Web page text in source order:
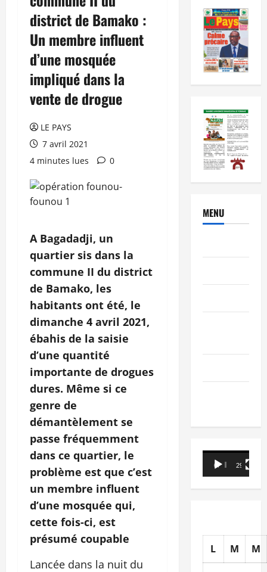
district de Bamako :
Un membre influent
d’une mosquée
impliqué dans la
vente de drogue
LE PAYS
7 avril 2021
4 minutes lues
0
A Bagadadji, un
quartier sis dans la
commune II du district
de Bamako, les
habitants ont été, le
dimanche 4 avril 2021,
ébahis de la saisie
d’une quantité
importante de drogues
dures. Même si ce
genre de
démantèlement se
passe fréquemment
dans ce quartier, le
problème est que c’est
un membre influent
d’une mosquée qui,
cette fois-ci, est
présumé coupable
Lancée dans la nuit du
MENU
Lecteur
vidéo
00:00 29:21
L M M